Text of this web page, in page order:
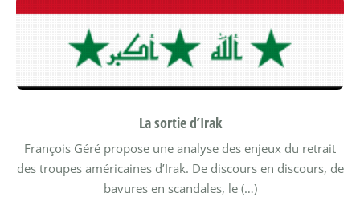
La sortie d’Irak
François Géré propose une analyse des enjeux du retrait
des troupes américaines d’Irak. De discours en discours, de
bavures en scandales, le (…)